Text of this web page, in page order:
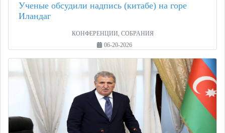
Ученые обсудили надпись (китабе) на горе
Иландаг
КОНФЕРЕНЦИИ, СОБРАНИЯ
06-20-2026